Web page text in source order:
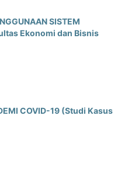
SISTEM
Ekonomi dan Bisnis
COVID-19 (Studi Kasus